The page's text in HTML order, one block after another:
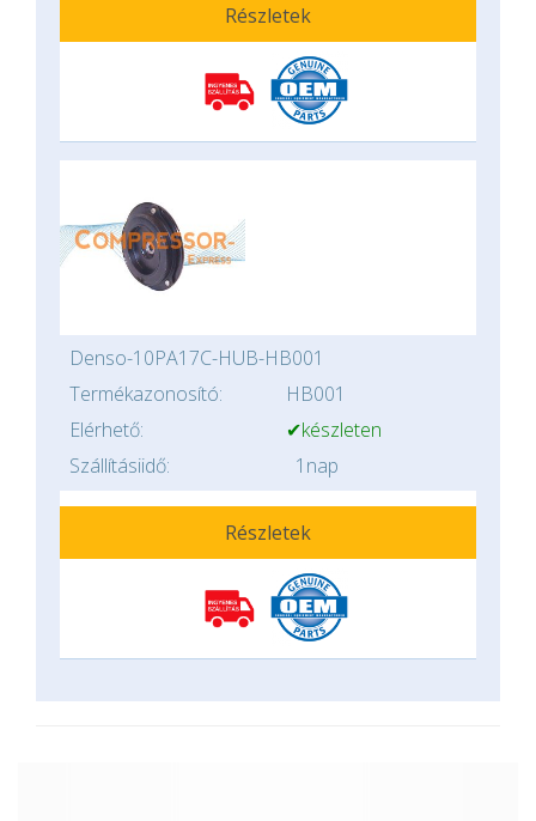
Részletek
Denso-10PA17C-HUB-HB001
Termékazonosító:
HB001
Elérhető:
✔készleten
Szállításiidő:
1nap
Részletek